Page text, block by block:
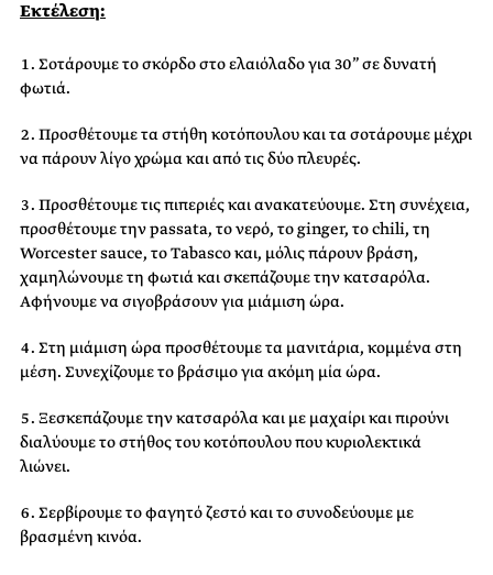
Εκτέλεση:
Σοτάρουμε το σκόρδο στο ελαιόλαδο για 30” σε δυνατή
φωτιά.
Προσθέτουμε τα στήθη κοτόπουλου και τα σοτάρουμε μέχρι
να πάρουν λίγο χρώμα και από τις δύο πλευρές.
Προσθέτουμε τις πιπεριές και ανακατεύουμε. Στη συνέχεια,
προσθέτουμε την passata, το νερό, το ginger, το chili, τη
Worcester sauce, το Τabasco και, μόλις πάρουν βράση,
χαμηλώνουμε τη φωτιά και σκεπάζουμε την κατσαρόλα.
Αφήνουμε να σιγοβράσουν για μιάμιση ώρα.
Στη μιάμιση ώρα προσθέτουμε τα μανιτάρια, κομμένα στη
μέση. Συνεχίζουμε το βράσιμο για ακόμη μία ώρα.
Ξεσκεπάζουμε την κατσαρόλα και με μαχαίρι και πιρούνι
διαλύουμε το στήθος του κοτόπουλου που κυριολεκτικά
λιώνει.
Σερβίρουμε το φαγητό ζεστό και το συνοδεύουμε με
βρασμένη κινόα.